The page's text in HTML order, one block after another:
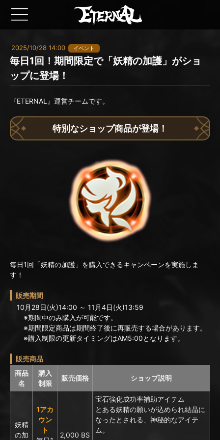
2025/10/28 14:00 イベント
毎日1回！期間限定で「妖精の加護」がショ
ップに登場！
『ETERNAL』運営チームです。
特別なショップ商品が登場！
毎日1回「妖精の加護」を購入できるキャンペーンを実施しま
す！
販売期間
10月28日(火)14:00 ～ 11月4日(火)13:59
※期間中のみ購入が可能です。
※期間限定商品は期間終了後に再販売する場合があります。
※購入制限の更新タイミングはAM5:00となります。
販売商品
商品
名
購入
制限
販売価格 ショップ説明
妖精
の加
1アカ
ウン
ト
2,000 BS
宝石強化成功率補助アイテム
とある妖精の願いが込められ結晶に
なったとされる、神秘的なアイテ
ム。